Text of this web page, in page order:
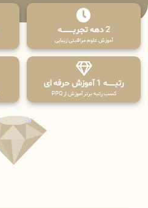
2 دهه تجربـــــــــه
آموزش علوم مراقبتی زیبایی
رتبــــــه 1 آموزش حرفه ای
کسب رتبه برتر آموزش از PPQ